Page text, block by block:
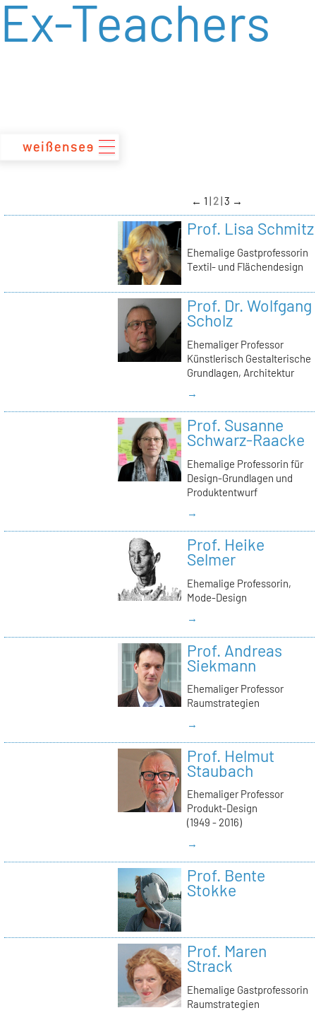
zum
Inhalt
Ex-Teachers
← 1 2 3 →
Prof. Lisa Schmitz
Ehemalige Gastprofessorin
Textil- und Flächendesign
Prof. Dr. Wolfgang
Scholz
Ehemaliger Professor
Künstlerisch Gestalterische
Grundlagen, Architektur
→
Prof. Susanne
Schwarz-Raacke
Ehemalige Professorin für
Design-Grundlagen und
Produktentwurf
→
Prof. Heike
Selmer
Ehemalige Professorin,
Mode-Design
→
Prof. Andreas
Siekmann
Ehemaliger Professor
Raumstrategien
→
Prof. Helmut
Staubach
Ehemaliger Professor
Produkt-Design
(1949 - 2016)
→
Prof. Bente
Stokke
Prof. Maren
Strack
Ehemalige Gastprofessorin
Raumstrategien